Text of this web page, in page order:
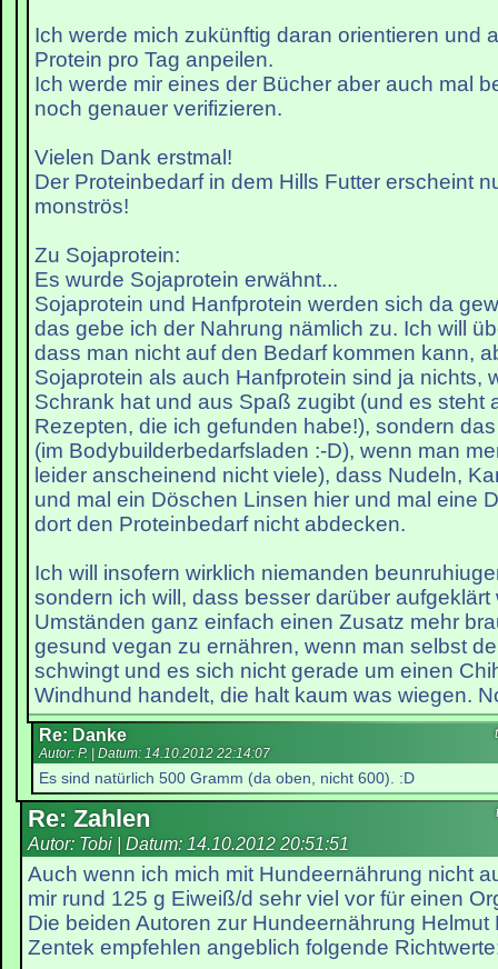
Ich werde mich zukünftig daran orientieren und
Protein pro Tag anpeilen.
Ich werde mir eines der Bücher aber auch mal
noch genauer verifizieren.
Vielen Dank erstmal!
Der Proteinbedarf in dem Hills Futter erscheint
monströs!
Zu Sojaprotein:
Es wurde Sojaprotein erwähnt...
Sojaprotein und Hanfprotein werden sich da
das gebe ich der Nahrung nämlich zu. Ich will
dass man nicht auf den Bedarf kommen kann,
Sojaprotein als auch Hanfprotein sind ja nichts,
Schrank hat und aus Spaß zugibt (und es steht
Rezepten, die ich gefunden habe!), sondern
(im Bodybuilderbedarfsladen :-D), wenn man
leider anscheinend nicht viele), dass Nudeln,
und mal ein Döschen Linsen hier und mal eine
dort den Proteinbedarf nicht abdecken.
Ich will insofern wirklich niemanden
sondern ich will, dass besser darüber aufgeklärt
Umständen ganz einfach einen Zusatz mehr
gesund vegan zu ernähren, wenn man selbst
schwingt und es sich nicht gerade um einen
Windhund handelt, die halt kaum was wiegen.
Re: Danke
Autor: P. | Datum: 14.10.2012 22:14:07
Es sind natürlich 500 Gramm (da oben, nicht 600). :D
Re: Zahlen
Autor: Tobi | Datum: 14.10.2012 20:51:51
Auch wenn ich mich mit Hundeernährung nicht
mir rund 125 g Eiweiß/d sehr viel vor für einen
Die beiden Autoren zur Hundeernährung
Zentek empfehlen angeblich folgende